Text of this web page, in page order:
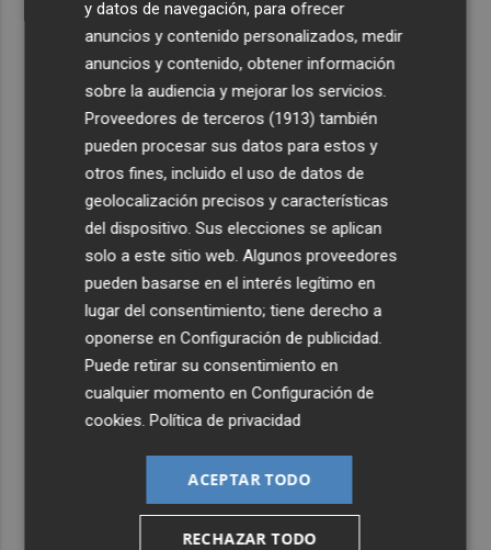
y datos de navegación, para ofrecer
anuncios y contenido personalizados, medir
anuncios y contenido, obtener información
sobre la audiencia y mejorar los servicios.
Proveedores de terceros (1913) también
pueden procesar sus datos para estos y
otros fines, incluido el uso de datos de
geolocalización precisos y características
del dispositivo. Sus elecciones se aplican
solo a este sitio web. Algunos proveedores
pueden basarse en el interés legítimo en
lugar del consentimiento; tiene derecho a
oponerse enConfiguración de publicidad
Puede retirar su consentimiento en
cualquier momento enConfiguración de
cookies .Política de privacidad
ACEPTAR TODO
RECHAZAR TODO